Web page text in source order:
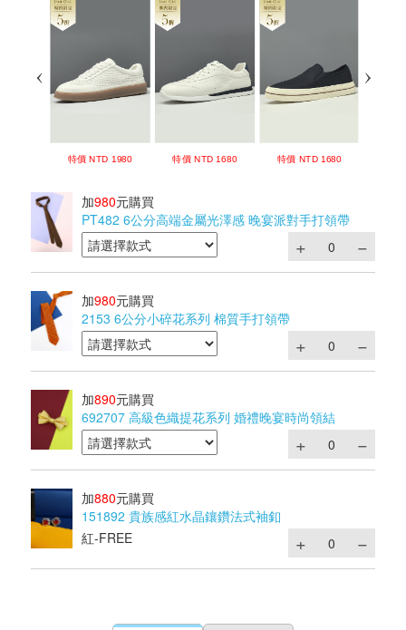
加980元購買
PT482 6公分高端金屬光澤感 晚宴派對手打領帶
加980元購買
2153 6公分小碎花系列 棉質手打領帶
加890元購買
692707 高級色織提花系列 婚禮晚宴時尚領結
加880元購買
151892 貴族感紅水晶鑲鑽法式袖釦
紅-FREE